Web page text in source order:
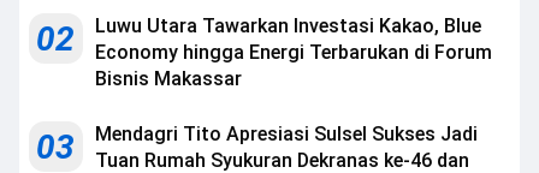
02
Luwu Utara Tawarkan Investasi Kakao, Blue
Economy hingga Energi Terbarukan di Forum
Bisnis Makassar
03
Mendagri Tito Apresiasi Sulsel Sukses Jadi
Tuan Rumah Syukuran Dekranas ke-46 dan